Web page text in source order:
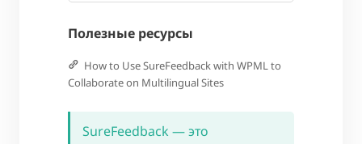
Полезные ресурсы
How to Use SureFeedback with WPML to
Collaborate on Multilingual Sites
SureFeedback — это